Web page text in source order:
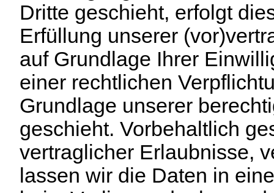
Dritte geschieht, erfolgt
Erfüllung unserer
auf Grundlage Ihrer
einer rechtlichen
Grundlage unserer
geschieht. Vorbehaltlich
vertraglicher Erlaubnisse,
lassen wir die Daten in